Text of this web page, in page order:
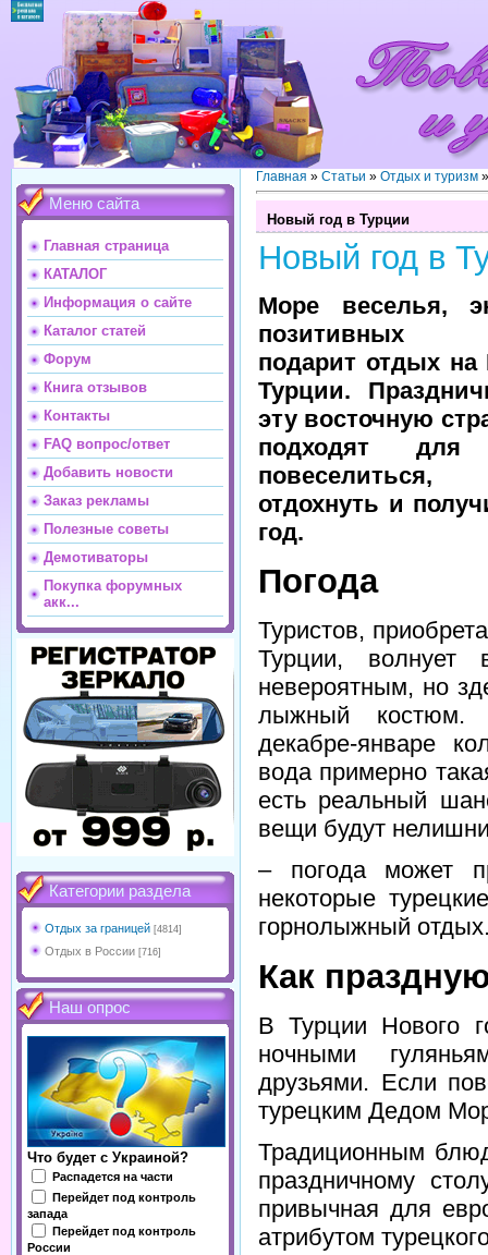
Меню сайта
Главная страница
КАТАЛОГ
Информация о сайте
Каталог статей
Форум
Книга отзывов
Контакты
FAQ вопрос/ответ
Добавить новости
Заказ рекламы
Полезные советы
Демотиваторы
Покупка форумных
акк...
Категории раздела
Отдых за границей [4814]
Отдых в России [716]
Наш опрос
Что будет с Украиной?
Распадется на части
Перейдет под контроль
запада
Перейдет под контроль
России
Главная » Статьи » Отдых и туризм
Новый год в Турции
Новый год в
Море веселья,
позитивных
подарит отдых
Турции.
эту восточную
подходят для
отдохнуть и
год.
Погода
Туристов,
Турции, волнует
невероятным, но
лыжный костюм.
декабре-январе
вода примерно
есть реальный
вещи будут
– погода может
некоторые
горнолыжный
Как
В Турции Нового
ночными
друзьями. Если
турецким Дедом
Традиционным
праздничному
привычная для
атрибутом